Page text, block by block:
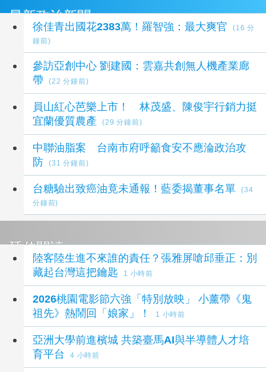
最新政治新聞
徐佳青出國花2383萬！羅智強：最大爽官
(16 分
鐘前)
參訪亞創中心 劉建國：雲嘉共創無人機產業廊
帶
(22 分鐘前)
員山紅心芭樂上市！ 林茂盛、陳俊宇行銷力挺
宜蘭優質農產
(29 分鐘前)
中聯油脂案 台南市府呼籲食安不應淪政治攻
防
(31 分鐘前)
台糖驗出致癌油竟未通報！藍委揭董事名單
(34
分鐘前)
延伸閱讀
陸客陸生進不來誰的責任？張雅屏嗆邱垂正：別
藏起台灣這把鑰匙
1 小時前
2026桃園電影節六強「特別放映」 小薰帶《鬼
祖先》熱鬧回「娘家」！
1 小時前
亞洲大學前進檳城 共築臺馬AI與半導體人才培
育平台
4 小時前